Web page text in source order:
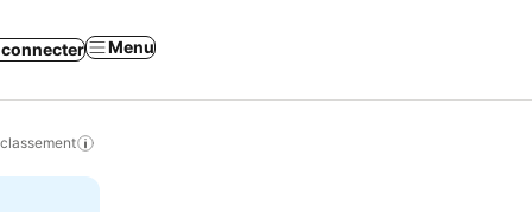
connecter Menu